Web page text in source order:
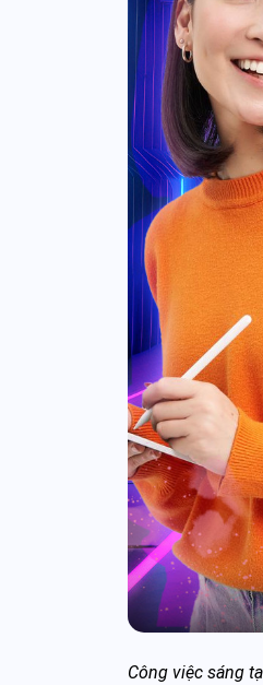
Công việc sáng